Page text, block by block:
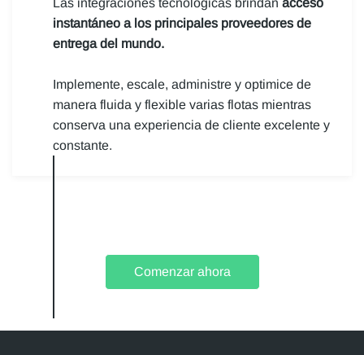
Las integraciones tecnológicas brindan acceso
instantáneo a los principales proveedores de
entrega del mundo.
​Implemente, escale, administre y optimice de
manera fluida y flexible varias flotas mientras
conserva una experiencia de cliente excelente y
constante.
Comenzar ahora